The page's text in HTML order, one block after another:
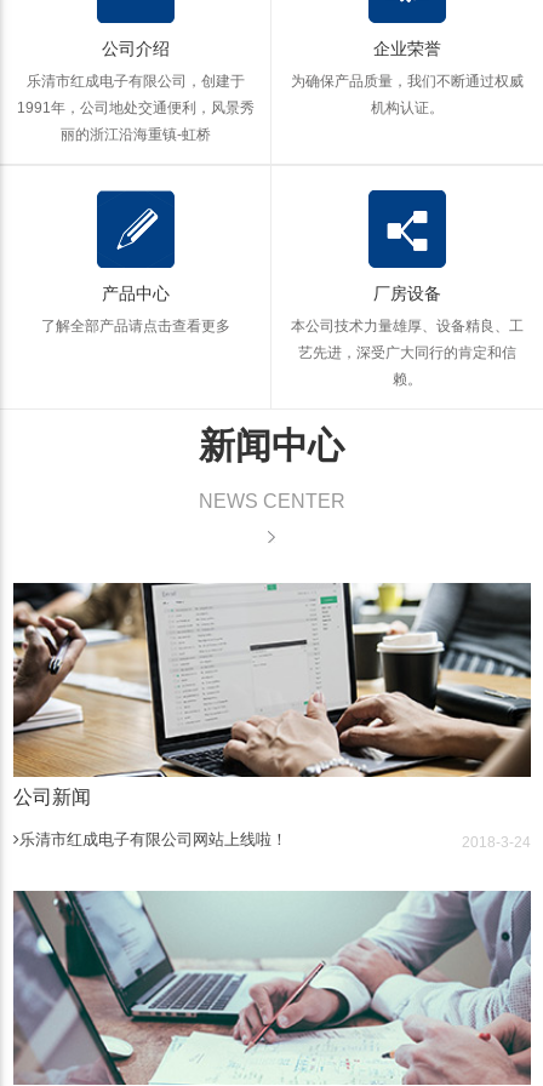
公司介绍
乐清市红成电子有限公司，创建于
1991年，公司地处交通便利，风景秀
丽的浙江沿海重镇-虹桥
企业荣誉
为确保产品质量，我们不断通过权威
机构认证。
产品中心
了解全部产品请点击查看更多
厂房设备
本公司技术力量雄厚、设备精良、工
艺先进，深受广大同行的肯定和信
赖。
新闻中心
NEWS CENTER
公司新闻
乐清市红成电子有限公司网站上线啦！ 2018-3-24